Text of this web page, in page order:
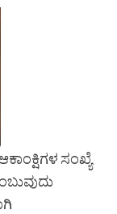
ಸಂಖ್ಯೆ